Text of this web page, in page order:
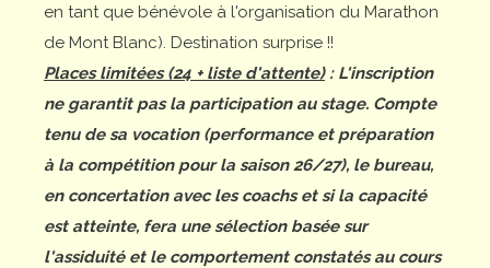
en tant que bénévole à l'organisation du Marathon
de Mont Blanc). Destination surprise !!
Places limitées (24 + liste d'attente): L'inscription
ne garantit pas la participation au stage. Compte
tenu de sa vocation (performance et préparation
à la compétition pour la saison 26/27), le bureau,
en concertation avec les coachs et si la capacité
est atteinte, fera une sélection basée sur
l'assiduité et le comportement constatés au cours